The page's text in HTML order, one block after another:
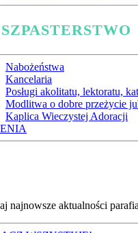
Nabożeństwa
Kancelaria
Posługi akolitatu, lektoratu,
Modlitwa o dobre przeżycie
Kaplica Wieczystej Adoracji
najnowsze aktualności